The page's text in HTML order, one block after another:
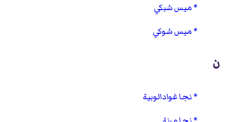
ميس شبكي
ميس شوكي
ن
نجا غوادالوبية